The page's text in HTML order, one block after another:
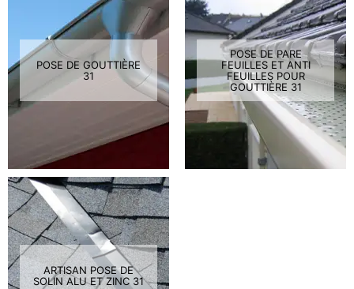
POSE DE GOUTTIÈRE
31
POSE DE PARE
FEUILLES ET ANTI
FEUILLES POUR
GOUTTIÈRE 31
ARTISAN POSE DE
SOLIN ALU ET ZINC 31